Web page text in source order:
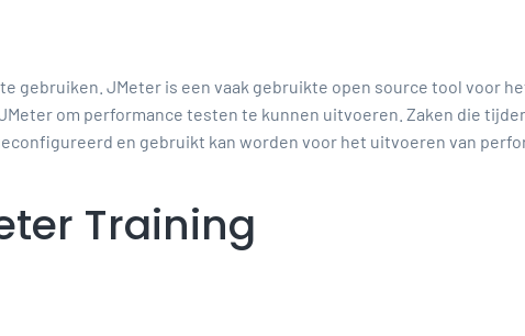
te gebruiken. JMeter is een vaak gebruikte open source tool voor
om performance testen te kunnen uitvoeren. Zaken die
en gebruikt kan worden voor het uitvoeren van
Training